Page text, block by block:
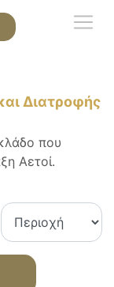
Διατροφής
που
Αετοί.